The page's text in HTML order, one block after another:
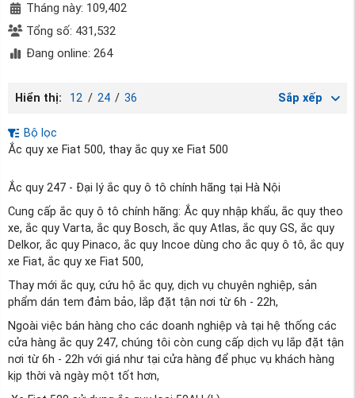
Tháng này: 109,402
Tổng số: 431,532
Đang online: 264
Hiển thị: 12 / 24 / 36 Sắp xếp
Bộ lọc
Ắc quy xe Fiat 500, thay ắc quy xe Fiat 500
Ắc quy 247 - Đại lý ắc quy ô tô chính hãng tại Hà Nội
Cung cấp ắc quy ô tô chính hãng: Ắc quy nhập khẩu, ắc quy theo
xe, ắc quy Varta, ắc quy Bosch, ắc quy Atlas, ắc quy GS, ắc quy
Delkor, ắc quy Pinaco, ắc quy Incoe dùng cho ắc quy ô tô, ắc quy
xe Fiat, ắc quy xe Fiat 500,
Thay mới ắc quy, cứu hộ ắc quy, dịch vụ chuyên nghiệp, sản
phẩm dán tem đảm bảo, lắp đặt tận nơi từ 6h - 22h,
Ngoài việc bán hàng cho các doanh nghiệp và tại hệ thống các
cửa hàng ắc quy 247, chúng tôi còn cung cấp dịch vụ lắp đặt tận
nơi từ 6h - 22h với giá như tại cửa hàng để phục vụ khách hàng
kịp thời và ngày một tốt hơn,